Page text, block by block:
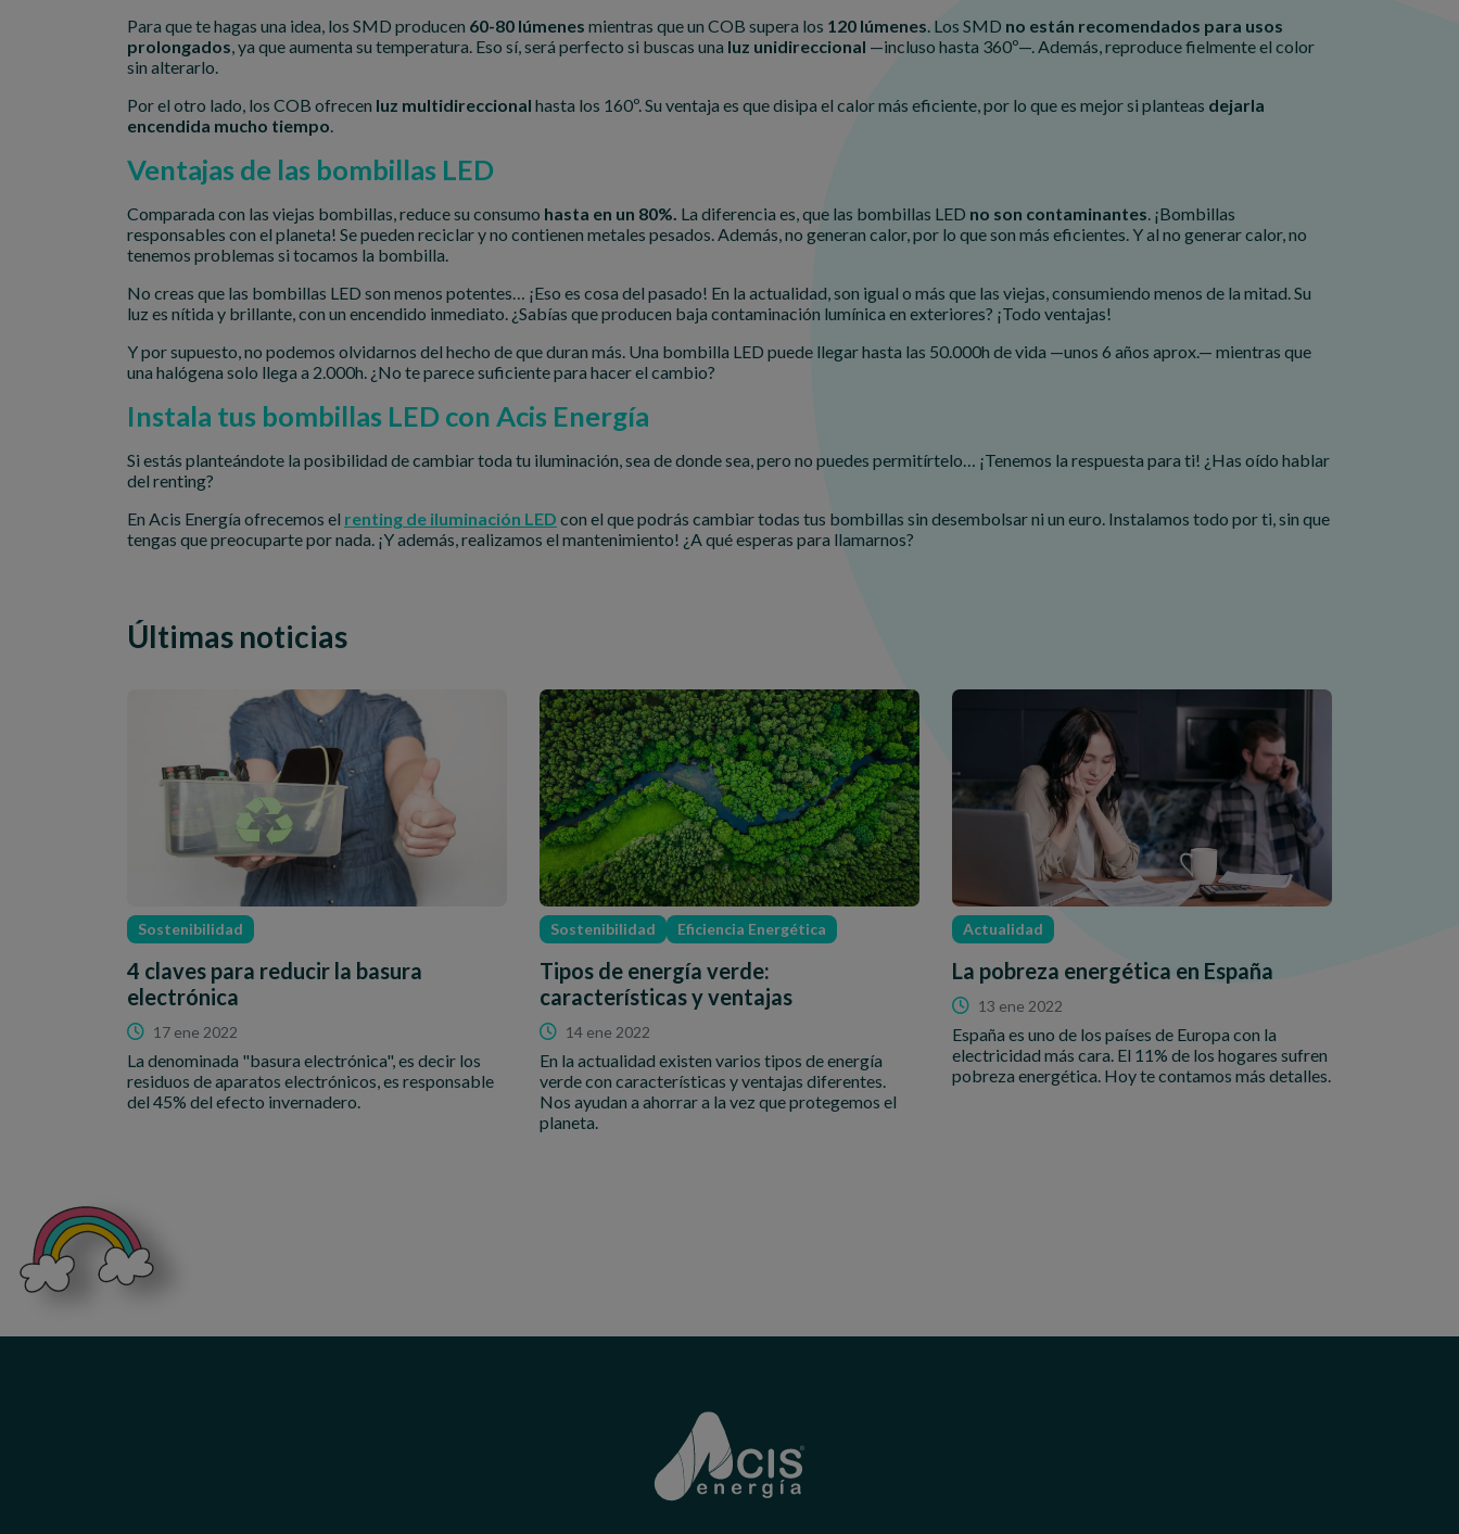
Para que te hagas una idea, los SMD producen 60-80 lúmenes mientras que un COB supera los 120 lúmenes. Los SMD no están recomendados para usos
prolongados, ya que aumenta su temperatura. Eso sí, será perfecto si buscas una luz unidireccional —incluso hasta 360º—. Además, reproduce fielmente el color
sin alterarlo.
Por el otro lado, los COB ofrecen luz multidireccional hasta los 160º. Su ventaja es que disipa el calor más eficiente, por lo que es mejor si planteas dejarla
encendida mucho tiempo.
Ventajas de las bombillas LED
Comparada con las viejas bombillas, reduce su consumo hasta en un 80%. La diferencia es, que las bombillas LED no son contaminantes. ¡Bombillas
responsables con el planeta! Se pueden reciclar y no contienen metales pesados. Además, no generan calor, por lo que son más eficientes. Y al no generar calor, no
tenemos problemas si tocamos la bombilla.
No creas que las bombillas LED son menos potentes… ¡Eso es cosa del pasado! En la actualidad, son igual o más que las viejas, consumiendo menos de la mitad. Su
luz es nítida y brillante, con un encendido inmediato. ¿Sabías que producen baja contaminación lumínica en exteriores? ¡Todo ventajas!
Y por supuesto, no podemos olvidarnos del hecho de que duran más. Una bombilla LED puede llegar hasta las 50.000h de vida —unos 6 años aprox.— mientras que
una halógena solo llega a 2.000h. ¿No te parece suficiente para hacer el cambio?
Instala tus bombillas LED con Acis Energía
Si estás planteándote la posibilidad de cambiar toda tu iluminación, sea de donde sea, pero no puedes permitírtelo… ¡Tenemos la respuesta para ti! ¿Has oído hablar
del renting?
En Acis Energía ofrecemos el renting de iluminación LED con el que podrás cambiar todas tus bombillas sin desembolsar ni un euro. Instalamos todo por ti, sin que
tengas que preocuparte por nada. ¡Y además, realizamos el mantenimiento! ¿A qué esperas para llamarnos?
Últimas noticias
Sostenibilidad
4 claves para reducir la basura
electrónica
17 ene 2022
La denominada "basura electrónica", es decir los
residuos de aparatos electrónicos, es responsable
del 45% del efecto invernadero.
Sostenibilidad Eficiencia Energética
Tipos de energía verde:
características y ventajas
14 ene 2022
En la actualidad existen varios tipos de energía
verde con características y ventajas diferentes.
Nos ayudan a ahorrar a la vez que protegemos el
planeta.
Actualidad
La pobreza energética en España
13 ene 2022
España es uno de los países de Europa con la
electricidad más cara. El 11% de los hogares sufren
pobreza energética. Hoy te contamos más detalles.